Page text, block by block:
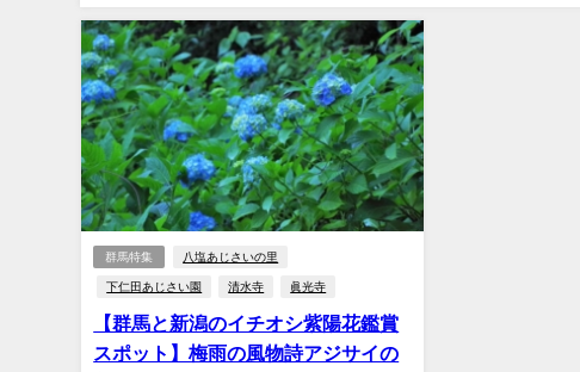
群馬特集 八塩あじさいの里
下仁田あじさい園 清水寺 眞光寺
【群馬と新潟のイチオシ紫陽花鑑賞
スポット】梅雨の風物詩アジサイの